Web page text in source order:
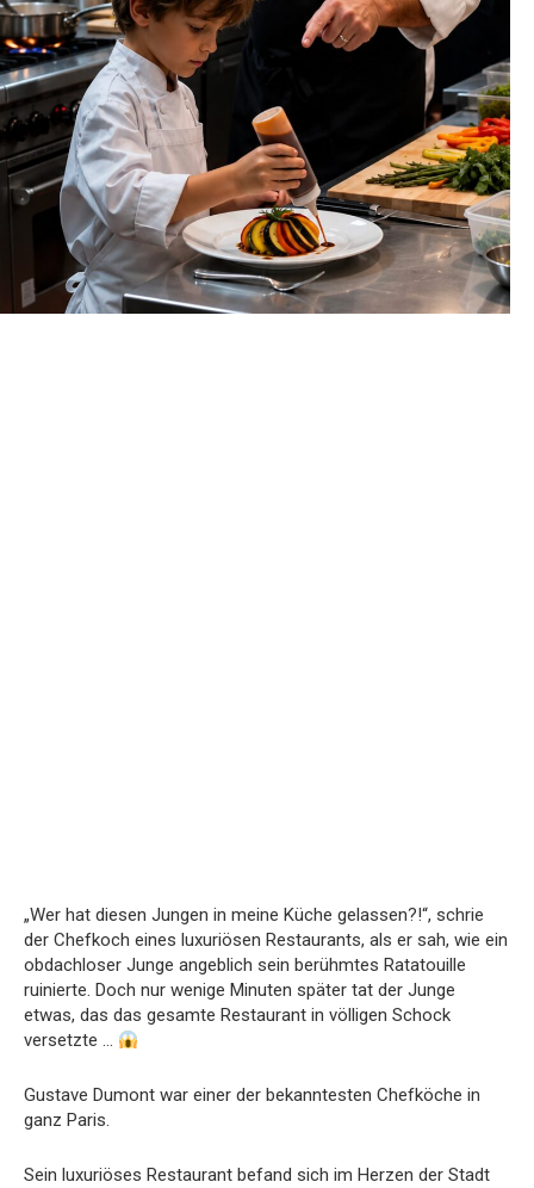
„Wer hat diesen Jungen in meine Küche gelassen?!“, schrie
der Chefkoch eines luxuriösen Restaurants, als er sah, wie ein
obdachloser Junge angeblich sein berühmtes Ratatouille
ruinierte. Doch nur wenige Minuten später tat der Junge
etwas, das das gesamte Restaurant in völligen Schock
versetzte …
Gustave Dumont war einer der bekanntesten Chefköche in
ganz Paris.
Sein luxuriöses Restaurant befand sich im Herzen der Stadt